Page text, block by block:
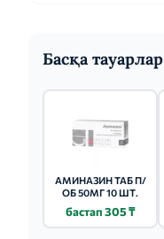
Басқа тауарлар
АМИНАЗИН ТАБ П/
ОБ 50МГ 10 ШТ.
бастап 305 ₸